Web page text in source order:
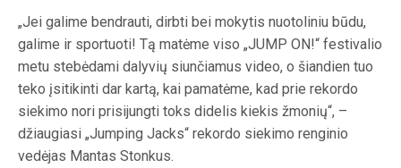
„Jei galime bendrauti, dirbti bei mokytis nuotoliniu būdu,
galime ir sportuoti! Tą matėme viso „JUMP ON!“ festivalio
metu stebėdami dalyvių siunčiamus video, o šiandien tuo
teko įsitikinti dar kartą, kai pamatėme, kad prie rekordo
siekimo nori prisijungti toks didelis kiekis žmonių“, –
džiaugiasi „Jumping Jacks“ rekordo siekimo renginio
vedėjas Mantas Stonkus.